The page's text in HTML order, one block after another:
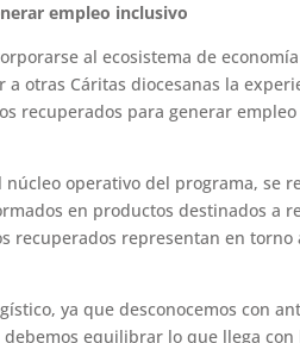
empleo inclusivo
al ecosistema de
a otras Cáritas diocesanas la
recuperados para generar
operativo del programa, se
en productos destinados a
recuperados representan en torno
ya que desconocemos con
equilibrar lo que llega con